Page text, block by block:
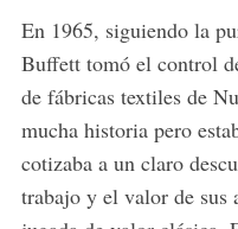
En 1965, siguiendo la
Buffett tomó el control
de fábricas textiles de
mucha historia pero
cotizaba a un claro
trabajo y el valor de sus